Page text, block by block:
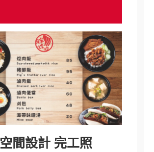
空間設計 完工照